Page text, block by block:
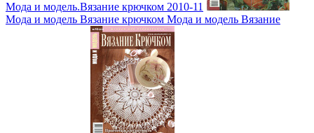
Мода и модель.Вязание крючком 2010-11
Мода и модель Вязание крючком Мода и модель Вязание